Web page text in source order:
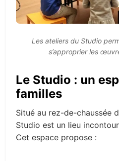
Les ateliers du Studio
s’approprier les
Le Studio : un
familles
Situé au rez-de-chaussée
Studio est un lieu
Cet espace propose :